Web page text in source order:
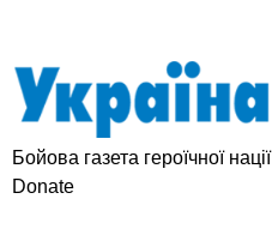
Бойова газета героїчної нації
Donate